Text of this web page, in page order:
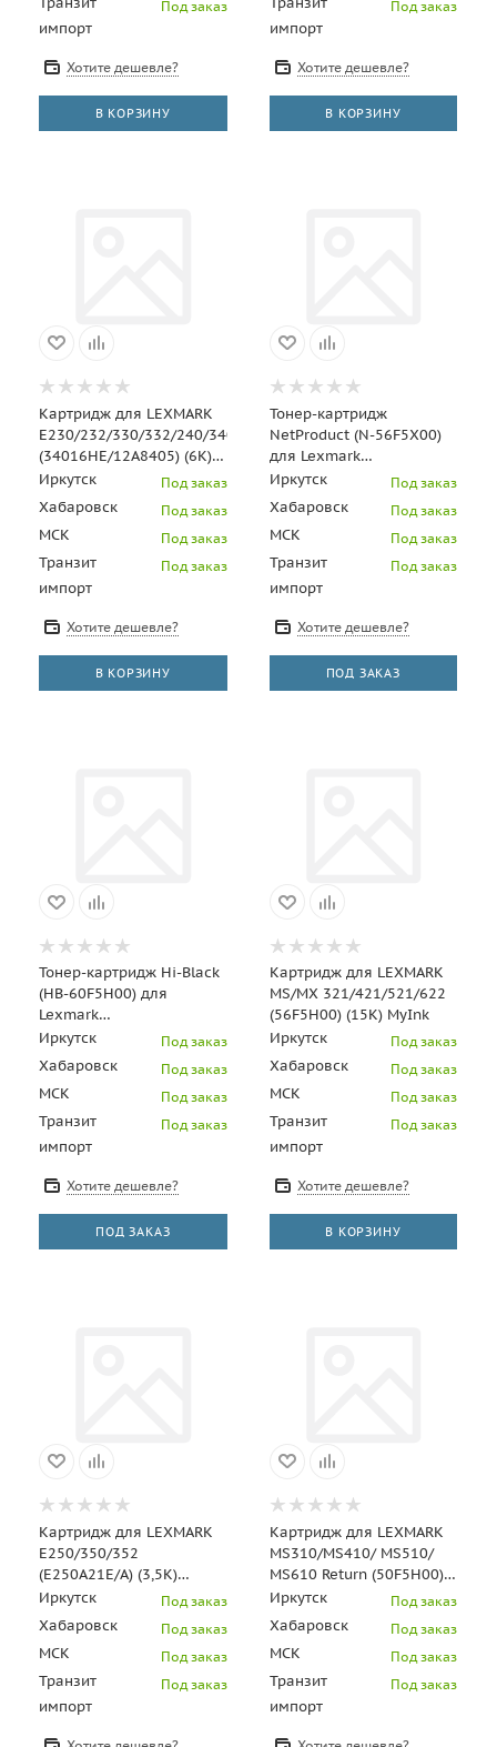
импорт
Под заказ
Хотите дешевле?
В КОРЗИНУ
импорт
Под заказ
Хотите дешевле?
В КОРЗИНУ
Картридж для LEXMARK
E230/232/330/332/240/340
(34016HE/12A8405) (6K)
UNITON Premium
Иркутск Под заказ
Хабаровск Под заказ
МСК Под заказ
Транзит
импорт
Под заказ
Хотите дешевле?
В КОРЗИНУ
Тонер-картридж
NetProduct (N-56F5X00)
для Lexmark
MS/MX421/521/522/621/622,
20K
Иркутск Под заказ
Хабаровск Под заказ
МСК Под заказ
Транзит
импорт
Под заказ
Хотите дешевле?
ПОД ЗАКАЗ
Тонер-картридж Hi-Black
(HB-60F5H00) для
Lexmark
MX310/MX410/MX510/MX511/MX610/MX611,
10K
Иркутск Под заказ
Хабаровск Под заказ
МСК Под заказ
Транзит
импорт
Под заказ
Хотите дешевле?
ПОД ЗАКАЗ
Картридж для LEXMARK
MS/MX 321/421/521/622
(56F5H00) (15K) MyInk
Иркутск
Под заказ
Хабаровск Под заказ
МСК Под заказ
Транзит
импорт
Под заказ
Хотите дешевле?
В КОРЗИНУ
Картридж для LEXMARK
E250/350/352
(E250A21E/A) (3,5K)
UNITON Premium
Иркутск Под заказ
Хабаровск Под заказ
МСК Под заказ
Транзит
импорт
Под заказ
Картридж для LEXMARK
MS310/MS410/ MS510/
MS610 Return (50F5H00)
(505H) (5K) UNITON
Premium
Иркутск Под заказ
Хабаровск Под заказ
МСК Под заказ
Транзит
импорт
Под заказ